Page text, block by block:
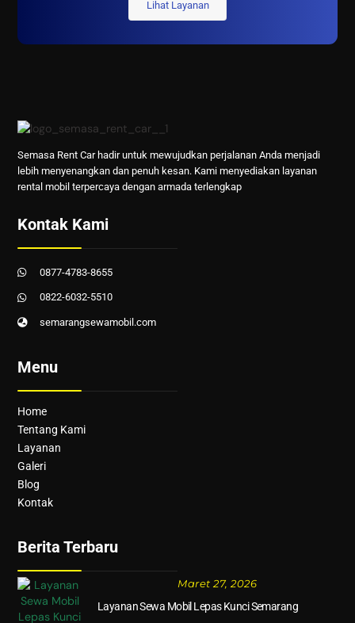
Lihat Layanan
Semasa Rent Car hadir untuk mewujudkan perjalanan Anda menjadi
lebih menyenangkan dan penuh kesan. Kami menyediakan layanan
rental mobil terpercaya dengan armada terlengkap
Kontak Kami
0877-4783-8655
0822-6032-5510
semarangsewamobil.com
Menu
Home
Tentang Kami
Layanan
Galeri
Blog
Kontak
Berita Terbaru
Maret 27, 2026
Layanan Sewa Mobil Lepas Kunci Semarang